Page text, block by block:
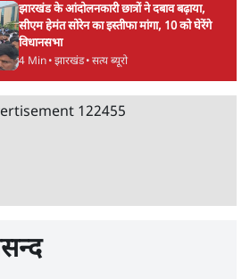
झारखंड के आंदोलनकारी छात्रों ने दबाव बढ़ाया,
सीएम हेमंत सोरेन का इस्तीफा मांगा, 10 को घेरेंगे
विधानसभा
4 Min• झारखंड• सत्य ब्यूरो
122455